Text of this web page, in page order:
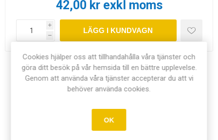
42,00 kr exkl moms
i
h
LÄGG I KUNDVAGN
Dela:
ÖVERSIKT
Cookies hjälper oss att tillhandahålla våra tjänster och
göra ditt besök på vår hemsida till en bättre upplevelse.
Genom att använda våra tjänster accepterar du att vi
behöver använda cookies.
OK